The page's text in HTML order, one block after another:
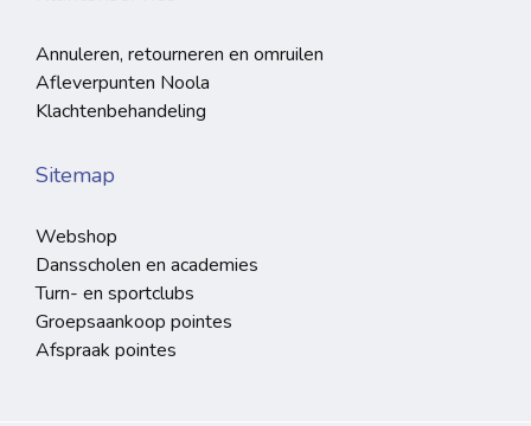
Annuleren, retourneren en omruilen
Afleverpunten Noola
Klachtenbehandeling
Sitemap
Webshop
Dansscholen en academies
Turn- en sportclubs
Groepsaankoop pointes
Afspraak pointes